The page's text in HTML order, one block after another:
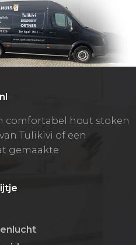
comfortabel hout stoken
Tulikivi of een
gemaakte